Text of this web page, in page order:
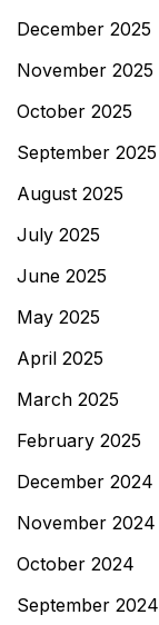
December 2025
November 2025
October 2025
September 2025
August 2025
July 2025
June 2025
May 2025
April 2025
March 2025
February 2025
December 2024
November 2024
October 2024
September 2024